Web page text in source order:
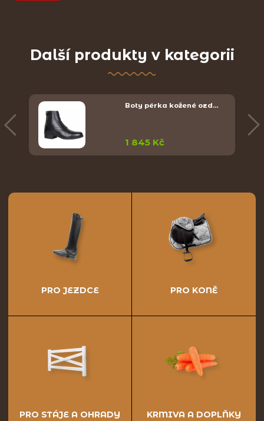
Další produkty v kategorii
Boty pérka kožené ozd…
1 845 Kč
PRO JEZDCE PRO KONĚ
PRO STÁJE A OHRADY KRMIVA A DOPLŇKY